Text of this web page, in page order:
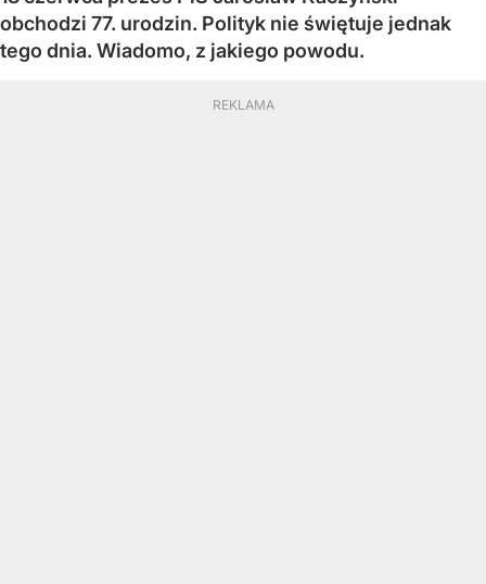
obchodzi 77. urodzin. Polityk nie świętuje jednak
tego dnia. Wiadomo, z jakiego powodu.